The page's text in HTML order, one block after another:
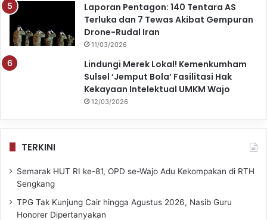
Laporan Pentagon: 140 Tentara AS
Terluka dan 7 Tewas Akibat Gempuran
Drone-Rudal Iran
11/03/2026
Lindungi Merek Lokal! Kemenkumham
Sulsel ‘Jemput Bola’ Fasilitasi Hak
Kekayaan Intelektual UMKM Wajo
12/03/2026
TERKINI
Semarak HUT RI ke-81, OPD se-Wajo Adu Kekompakan di RTH
Sengkang
TPG Tak Kunjung Cair hingga Agustus 2026, Nasib Guru
Honorer Dipertanyakan